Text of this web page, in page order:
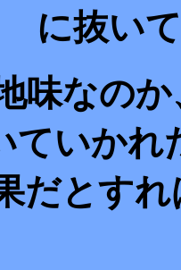
に抜い
味なの
ていかれ
だとす